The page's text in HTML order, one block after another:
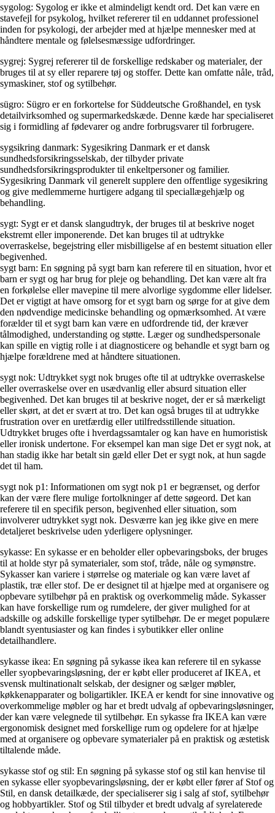
sygolog: Sygolog er ikke et almindeligt kendt ord. Det kan være en
stavefejl for psykolog, hvilket refererer til en uddannet professionel
inden for psykologi, der arbejder med at hjælpe mennesker med at
håndtere mentale og følelsesmæssige udfordringer.
sygrej: Sygrej refererer til de forskellige redskaber og materialer, der
bruges til at sy eller reparere tøj og stoffer. Dette kan omfatte nåle, tråd,
symaskiner, stof og sytilbehør.
sügro: Sügro er en forkortelse for Süddeutsche Großhandel, en tysk
detailvirksomhed og supermarkedskæde. Denne kæde har specialiseret
sig i formidling af fødevarer og andre forbrugsvarer til forbrugere.
sygsikring danmark: Sygesikring Danmark er et dansk
sundhedsforsikringsselskab, der tilbyder private
sundhedsforsikringsprodukter til enkeltpersoner og familier.
Sygesikring Danmark vil generelt supplere den offentlige sygesikring
og give medlemmerne hurtigere adgang til speciallægehjælp og
behandling.
sygt: Sygt er et dansk slangudtryk, der bruges til at beskrive noget
ekstremt eller imponerende. Det kan bruges til at udtrykke
overraskelse, begejstring eller misbilligelse af en bestemt situation eller
begivenhed.
sygt barn: En søgning på sygt barn kan referere til en situation, hvor et
barn er sygt og har brug for pleje og behandling. Det kan være alt fra
en forkølelse eller mavepine til mere alvorlige sygdomme eller lidelser.
Det er vigtigt at have omsorg for et sygt barn og sørge for at give dem
den nødvendige medicinske behandling og opmærksomhed. At være
forælder til et sygt barn kan være en udfordrende tid, der kræver
tålmodighed, understanding og støtte. Læger og sundhedspersonale
kan spille en vigtig rolle i at diagnosticere og behandle et sygt barn og
hjælpe forældrene med at håndtere situationen.
sygt nok: Udtrykket sygt nok bruges ofte til at udtrykke overraskelse
eller overraskelse over en usædvanlig eller absurd situation eller
begivenhed. Det kan bruges til at beskrive noget, der er så mærkeligt
eller skørt, at det er svært at tro. Det kan også bruges til at udtrykke
frustration over en uretfærdig eller utilfredsstillende situation.
Udtrykket bruges ofte i hverdagssamtaler og kan have en humoristisk
eller ironisk undertone. For eksempel kan man sige Det er sygt nok, at
han stadig ikke har betalt sin gæld eller Det er sygt nok, at hun sagde
det til ham.
sygt nok p1: Informationen om sygt nok p1 er begrænset, og derfor
kan der være flere mulige fortolkninger af dette søgeord. Det kan
referere til en specifik person, begivenhed eller situation, som
involverer udtrykket sygt nok. Desværre kan jeg ikke give en mere
detaljeret beskrivelse uden yderligere oplysninger.
sykasse: En sykasse er en beholder eller opbevaringsboks, der bruges
til at holde styr på symaterialer, som stof, tråde, nåle og symønstre.
Sykasser kan variere i størrelse og materiale og kan være lavet af
plastik, træ eller stof. De er designet til at hjælpe med at organisere og
opbevare sytilbehør på en praktisk og overkommelig måde. Sykasser
kan have forskellige rum og rumdelere, der giver mulighed for at
adskille og adskille forskellige typer sytilbehør. De er meget populære
blandt syentusiaster og kan findes i sybutikker eller online
detailhandlere.
sykasse ikea: En søgning på sykasse ikea kan referere til en sykasse
eller syopbevaringsløsning, der er købt eller produceret af IKEA, et
svensk multinationalt selskab, der designer og sælger møbler,
køkkenapparater og boligartikler. IKEA er kendt for sine innovative og
overkommelige møbler og har et bredt udvalg af opbevaringsløsninger,
der kan være velegnede til sytilbehør. En sykasse fra IKEA kan være
ergonomisk designet med forskellige rum og opdelere for at hjælpe
med at organisere og opbevare symaterialer på en praktisk og æstetisk
tiltalende måde.
sykasse stof og stil: En søgning på sykasse stof og stil kan henvise til
en sykasse eller syopbevaringsløsning, der er købt eller fører af Stof og
Stil, en dansk detailkæde, der specialiserer sig i salg af stof, sytilbehør
og hobbyartikler. Stof og Stil tilbyder et bredt udvalg af syrelaterede